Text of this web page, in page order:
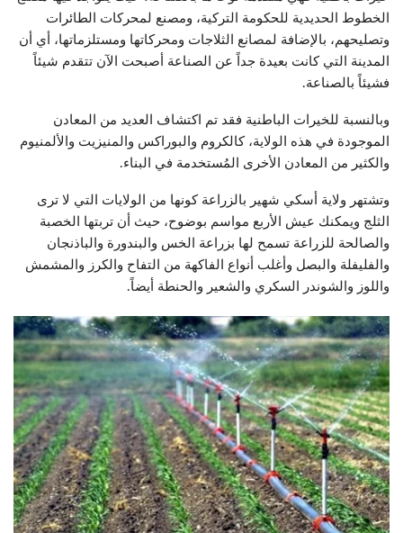
الخطوط الحديدية للحكومة التركية، ومصنع لمحركات الطائرات
وتصليحهم، بالإضافة لمصانع الثلاجات ومحركاتها ومستلزماتها، أي أن
المدينة التي كانت بعيدة جداً عن الصناعة أصبحت الآن تتقدم شيئاً
فشيئاً بالصناعة.
وبالنسبة للخيرات الباطنية فقد تم اكتشاف العديد من المعادن
الموجودة في هذه الولاية، كالكروم والبوراكس والمنيزيت والألمنيوم
والكثير من المعادن الأخرى المُستخدمة في البناء.
وتشتهر ولاية أسكي شهير بالزراعة كونها من الولايات التي لا ترى
الثلج ويمكنك عيش الأربع مواسم بوضوح، حيث أن تربتها الخصبة
والصالحة للزراعة تسمح لها بزراعة الخس والبندورة والباذنجان
والفليفلة والبصل وأغلب أنواع الفاكهة من التفاح والكرز والمشمش
واللوز والشوندر السكري والشعير والحنطة أيضاً.